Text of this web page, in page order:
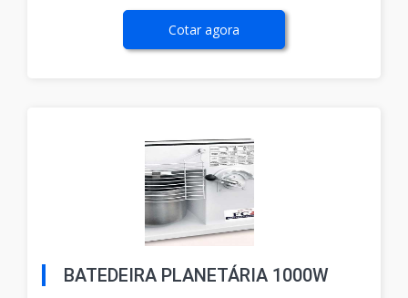
Cotar agora
BATEDEIRA PLANETÁRIA 1000W